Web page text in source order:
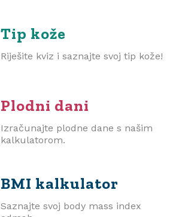
Tip kože
Riješite kviz i saznajte svoj tip kože!
Plodni dani
Izračunajte plodne dane s našim
kalkulatorom.
BMI kalkulator
Saznajte svoj body mass index